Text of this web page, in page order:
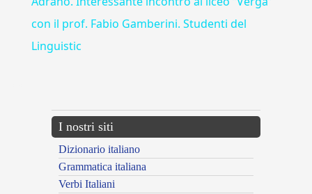
con il prof. Fabio Gamberini. Studenti del
Linguistic
I nostri siti
Dizionario italiano
Grammatica italiana
Verbi Italiani